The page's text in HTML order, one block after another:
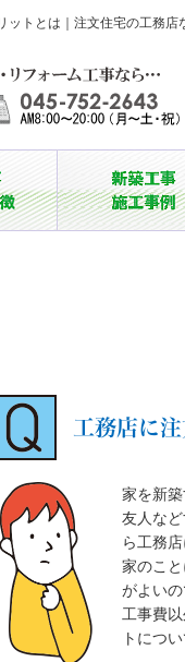
トとは｜注文住宅の工務店
工務店に
家を新
友人な
ら工務
家のこ
がよい
工事費
トにつ